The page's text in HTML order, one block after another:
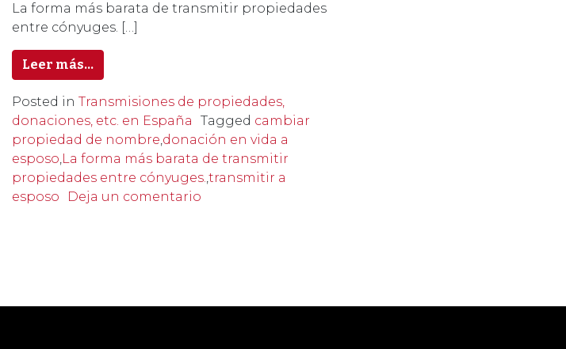
La forma más barata de transmitir propiedades
entre cónyuges. […]
Leer más…
Posted in Transmisiones de propiedades,
donaciones, etc. en España
Tagged cambiar
propiedad de nombre,donación en vida a
esposo,La forma más barata de transmitir
propiedades entre cónyuges.,transmitir a
esposo
Deja un comentario